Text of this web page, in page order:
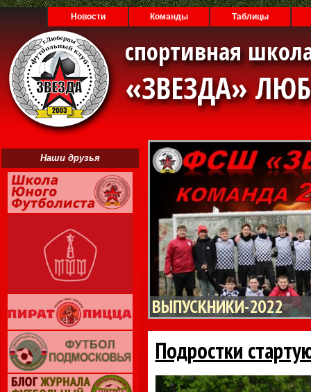
Новости Команды Таблицы
спортивная
«ЗВЕЗДА»
Наши друзья
ВЫПУСКНИКИ-2022
Подростки